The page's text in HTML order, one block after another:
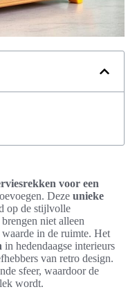
voor een
Deze unieke
op de stijlvolle
niet alleen
in de ruimte. Het
in hedendaagse interieurs
van retro design.
sfeer, waardoor de
wordt.